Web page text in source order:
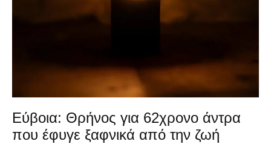
Εύβοια: Θρήνος για 62χρονο άντρα
που έφυγε ξαφνικά από την ζωή